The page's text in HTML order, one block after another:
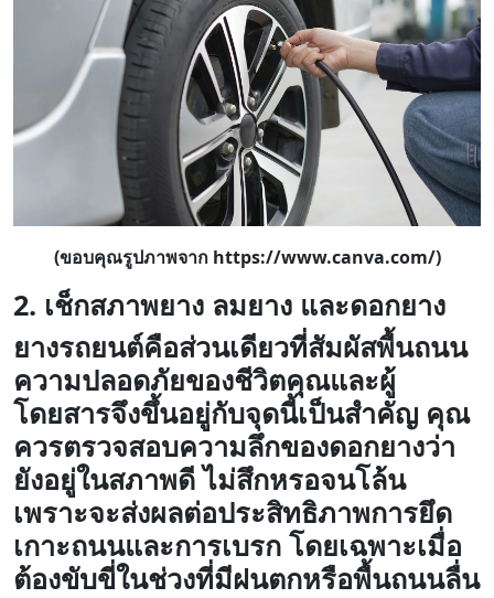
(ขอบคุณรูปภาพจาก https://www.canva.com/)
2. เช็กสภาพยาง ลมยาง และดอกยาง
ยางรถยนต์คือส่วนเดียวที่สัมผัสพื้นถนน
ความปลอดภัยของชีวิตคุณและผู้
โดยสารจึงขึ้นอยู่กับจุดนี้เป็นสำคัญ คุณ
ควรตรวจสอบความลึกของดอกยางว่า
ยังอยู่ในสภาพดี ไม่สึกหรอจนโล้น
เพราะจะส่งผลต่อประสิทธิภาพการยึด
เกาะถนนและการเบรก โดยเฉพาะเมื่อ
ต้องขับขี่ในช่วงที่มีฝนตกหรือพื้นถนนลื่น